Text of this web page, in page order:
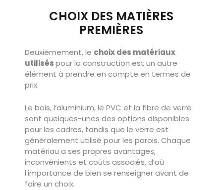
CHOIX DES MATIÈRES
PREMIÈRES
Deuxièmement, le choix des matériaux
utiliséspour la construction est un autre
élément à prendre en compte en termes de
prix.
Le bois, l’aluminium, le PVC et la fibre de verre
sont quelques-unes des options disponibles
pour les cadres, tandis que le verre est
généralement utilisé pour les parois. Chaque
matériau a ses propres avantages,
inconvénients et coûts associés, d’où
l’importance de bien se renseigner avant de
faire un choix.